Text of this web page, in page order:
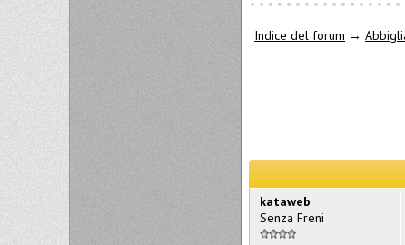
Indice del forum →
kataweb
Senza Freni